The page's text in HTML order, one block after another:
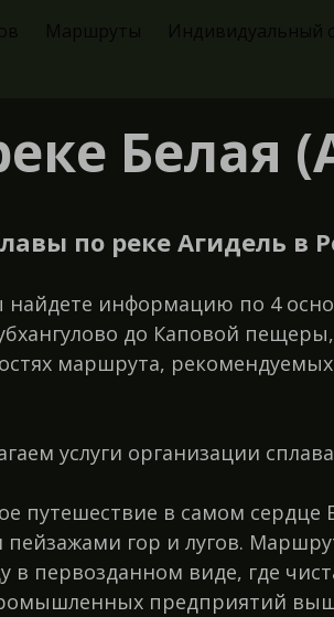
Маршруты Индивидуальный
найдете информацию по 4
до Каповой
маршрута, рекомендуемых
услуги организации
путешествие в самом
гор и лугов.
первозданном виде, где
предприятий
по реке Агидель в
Белая